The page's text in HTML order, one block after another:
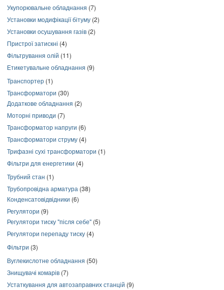
Укупорювальне обладнання (7)
Установки модифікації бітуму (2)
Установки осушування газів (2)
Пристрої затискні (4)
Фільтрування олій (11)
Етикетувальне обладнання (9)
Транспортер (1)
Трансформатори (30)
Додаткове обладнання (2)
Моторні приводи (7)
Трансформатор напруги (6)
Трансформатори струму (4)
Трифазні сухі трансформатори (1)
Фільтри для енергетики (4)
Трубний стан (1)
Трубопровідна арматура (38)
Конденсатовідвідники (6)
Регулятори (9)
Регулятори тиску "після себе" (5)
Регулятори перепаду тиску (4)
Фільтри (3)
Вуглекислотне обладнання (50)
Знищувачі комарів (7)
Устаткування для автозаправних станцій (9)